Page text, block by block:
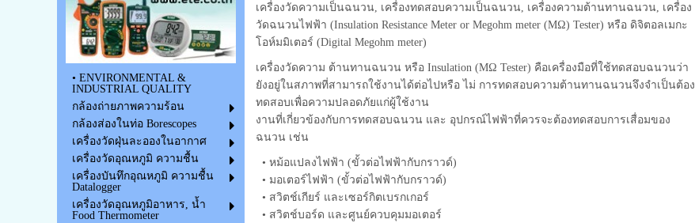
• ENVIRONMENTAL &
INDUSTRIAL QUALITY
กล้องถ่ายภาพความร้อน
กล้องส่องในท่อ Borescopes
เครื่องวัดฝุ่นละอองในอากาศ
เครื่องวัดอุณหภูมิ ความชื้น
เครื่องบันทึกอุณหภูมิ ความชื้น
Datalogger
เครื่องวัดอุณหภูมิอาหาร, น้ำ
Food Thermometer
เครื่องวัดความเป็นฉนวน, เครื่องทดสอบความเป็นฉนวน, เครื่องความต้านทานฉนวน, เครื่อง
วัดฉนวนไฟฟ้า (Insulation Resistance Meter or Megohm meter (MΩ) Tester) หรือ ดิจิตอลเมกะ
โอห์มมิเตอร์ (Digital Megohm meter)
เครื่องวัดความ ต้านทานฉนวน หรือ Insulation (MΩ Tester) คือเครื่องมือที่ใช้ทดสอบฉนวนว่า
ยังอยู่ในสภาพที่สามารถใช้งานได้ต่อไปหรือ ไม่ การทดสอบความต้านทานฉนวนจึงจำเป็นต้อง
ทดสอบเพื่อความปลอดภัยแก่ผู้ใช้งาน
งานที่เกี่ยวข้องกับการทดสอบฉนวน และ อุปกรณ์ไฟฟ้าที่ควรจะต้องทดสอบการเสื่อมของ
ฉนวน เช่น
• หม้อแปลงไฟฟ้า (ขั้วต่อไฟฟ้ากับกราวด์)
• มอเตอร์ไฟฟ้า (ขั้วต่อไฟฟ้ากับกราวด์)
• สวิตช์เกียร์ และเซอร์กิตเบรกเกอร์
• สวิตช์บอร์ด และศูนย์ควบคุมมอเตอร์